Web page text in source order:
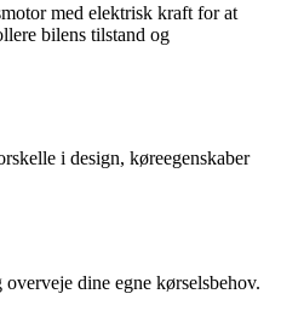
med elektrisk kraft for at
bilens tilstand og
i design, køreegenskaber
dine egne kørselsbehov.